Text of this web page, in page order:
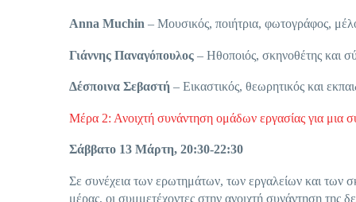
Anna Muchin – Μουσικός, ποιήτρια, φωτογράφος,
Γιάννης Παναγόπουλος – Ηθοποιός, σκηνοθέτης και
Δέσποινα Σεβαστή – Εικαστικός, θεωρητικός και
Μέρα 2: Ανοιχτή συνάντηση ομάδων εργασίας για μια
Σάββατο 13 Μάρτη, 20:30-22:30
Σε συνέχεια των ερωτημάτων, των εργαλείων και των
μέρας, οι συμμετέχοντες στην ανοιχτή συνάντηση της